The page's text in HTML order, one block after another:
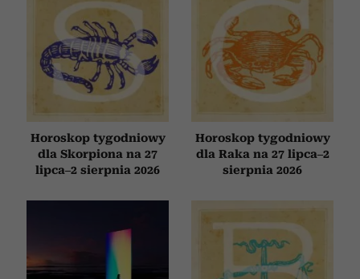
Horoskop tygodniowy
dla Skorpiona na 27
lipca–2 sierpnia 2026
Horoskop tygodniowy
dla Raka na 27 lipca–2
sierpnia 2026